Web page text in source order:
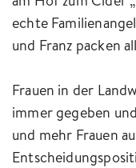
echte
und Franz packen
Frauen in der
immer gegeben
und mehr Frauen